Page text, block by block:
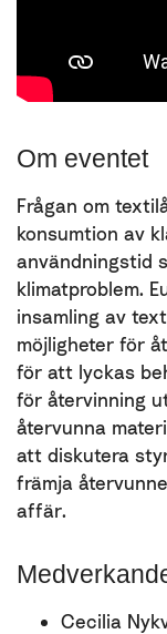
Om eventet
Frågan om
konsumtion av
användningstid
klimatproblem.
insamling av
möjligheter för
för att lyckas
för återvinning
återvunna
att diskutera
främja
affär.
Cecilia